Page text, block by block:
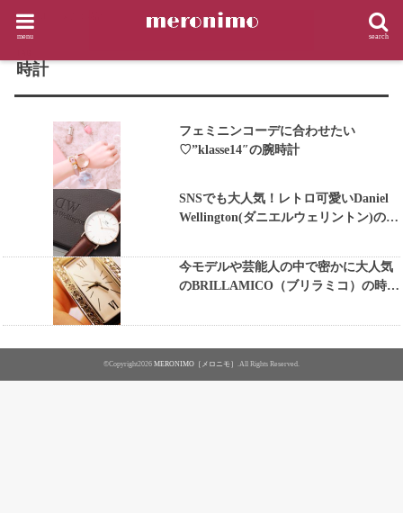
search
menu
HOME
時計
フェミニンコーデに合わせたい
♡”klasse14″の腕時計
SNSでも大人気！レトロ可愛いDaniel
Wellington(ダニエルウェリントン)の腕
今モデルや芸能人の中で密かに大人気
のBRILLAMICO（ブリラミコ）の時計
©Copyright2026 MERONIMO［メロニモ］ .All Rights Reserved.